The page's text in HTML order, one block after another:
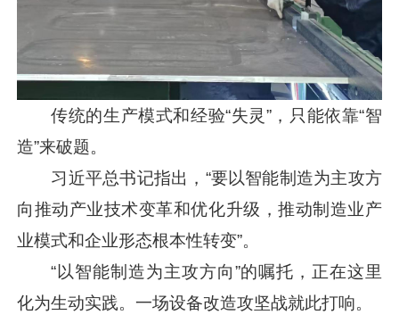
传统的生产模式和经验“失灵”，只能依靠“智
造”来破题。
习近平总书记指出，“要以智能制造为主攻方
向推动产业技术变革和优化升级，推动制造业产
业模式和企业形态根本性转变”。
“以智能制造为主攻方向”的嘱托，正在这里
化为生动实践。一场设备改造攻坚战就此打响。